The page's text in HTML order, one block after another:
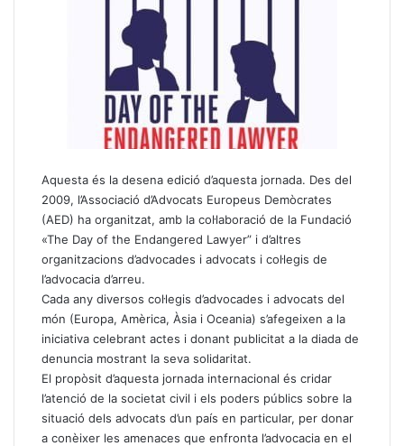
Aquesta és la desena edició d’aquesta jornada. Des del
2009, l’Associació d’Advocats Europeus Demòcrates
(AED) ha organitzat, amb la col·laboració de la Fundació
«The Day of the Endangered Lawyer” i d’altres
organitzacions d’advocades i advocats i col·legis de
l’advocacia d’arreu.
Cada any diversos col·legis d’advocades i advocats del
món (Europa, Amèrica, Àsia i Oceania) s’afegeixen a la
iniciativa celebrant actes i donant publicitat a la diada de
denuncia mostrant la seva solidaritat.
El propòsit d’aquesta jornada internacional és cridar
l’atenció de la societat civil i els poders públics sobre la
situació dels advocats d’un país en particular, per donar
a conèixer les amenaces que enfronta l’advocacia en el